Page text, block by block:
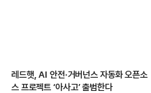
레드햇, AI 안전·거버넌스 자동화 오픈소
스 프로젝트 ‘아사고’ 출범한다